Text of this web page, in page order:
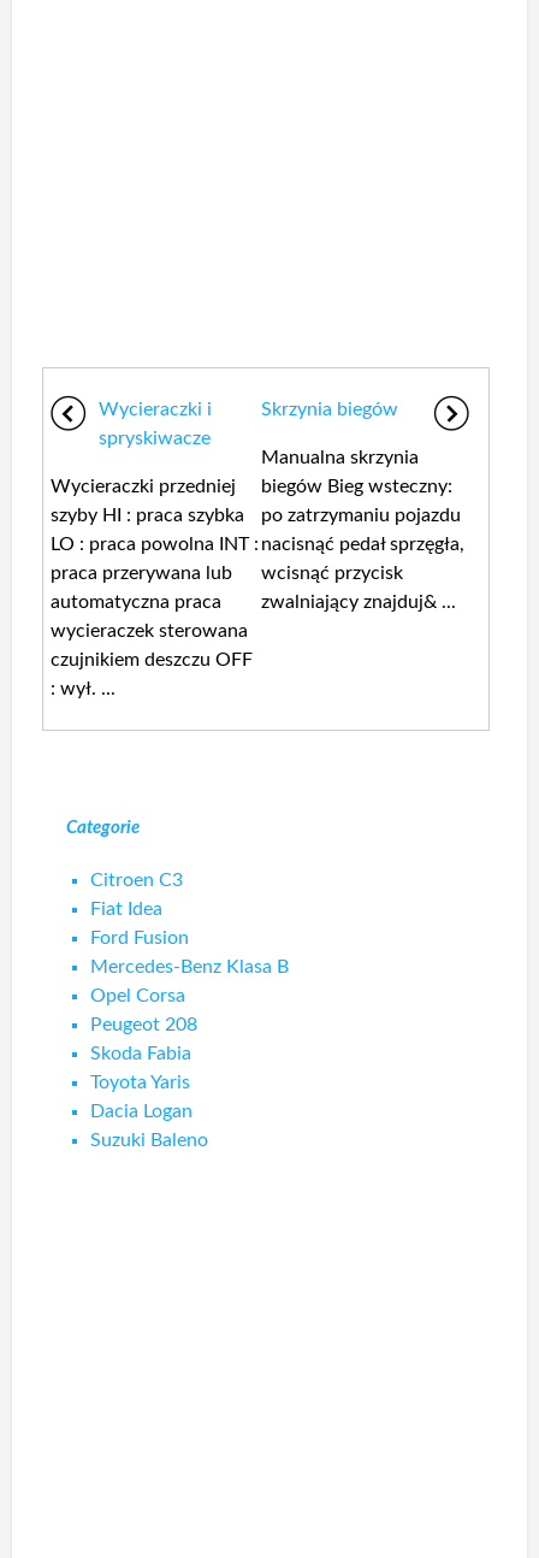
Wycieraczki i
spryskiwacze
Wycieraczki przedniej
szyby HI : praca szybka
LO : praca powolna INT :
praca przerywana lub
automatyczna praca
wycieraczek sterowana
czujnikiem deszczu OFF
: wył. ...
Skrzynia biegów
Manualna skrzynia
biegów Bieg wsteczny:
po zatrzymaniu pojazdu
nacisnąć pedał sprzęgła,
wcisnąć przycisk
zwalniający znajduj& ...
Categorie
Citroen C3
Fiat Idea
Ford Fusion
Mercedes-Benz Klasa B
Opel Corsa
Peugeot 208
Skoda Fabia
Toyota Yaris
Dacia Logan
Suzuki Baleno